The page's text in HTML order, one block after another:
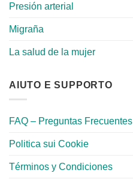
Presión arterial
Migraña
La salud de la mujer
AIUTO E SUPPORTO
FAQ – Preguntas Frecuentes
Politica sui Cookie
Términos y Condiciones